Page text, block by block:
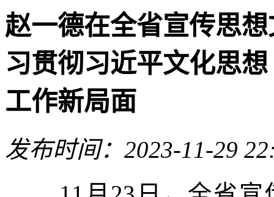
赵一德在全省宣传思
习贯彻习近平文化思
工作新局面
发布时间：2023-11-29